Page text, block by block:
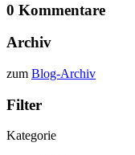
0 Kommentare
Archiv
zum Blog-Archiv
Filter
Kategorie